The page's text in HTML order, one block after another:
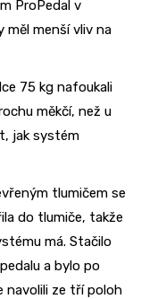
ProPedal v
měl menší vliv na
75 kg nafoukali
měkčí, než u
jak systém
tlumičem se
do tlumiče, takže
má. Stačilo
a bylo po
navolili ze tří poloh